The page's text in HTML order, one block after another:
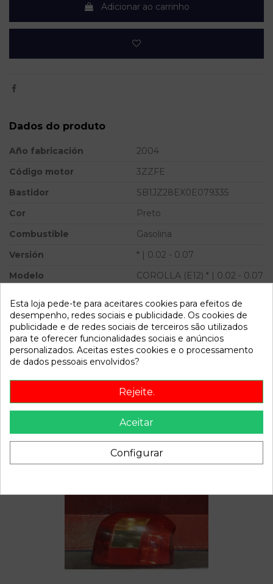
Adicionar ao carrinho
Dados do produto
Año fabricación
2004
Código motor
3ZZFE
Bastidor
SB1JZ28EX0E079335
Cor
Preto
Combustible
Gasolina
Versión
* | 0.02 - 0.07
Modelo
COROLLA (E12) * | 0.02 - 0.07
Referência 802881
Disponível a partir de: 2022-04-06
Descrição
Recambio de bomba freno para toyota corolla (e12) | 0.02 -
0.07 | 0.02 - 0.07 referencia OEM IAM
Também poderá gostar
Esta loja pede-te para aceitares cookies para efeitos de
desempenho, redes sociais e publicidade. Os cookies de
publicidade e de redes sociais de terceiros são utilizados
para te oferecer funcionalidades sociais e anúncios
personalizados. Aceitas estes cookies e o processamento
de dados pessoais envolvidos?
Rejeite.
Aceitar
Configurar